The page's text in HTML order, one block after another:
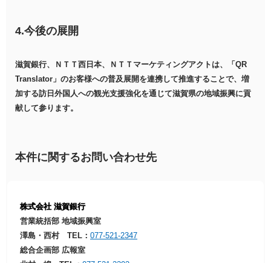
4.今後の展開
滋賀銀行、ＮＴＴ西日本、ＮＴＴマーケティングアクトは、「QR
Translator」のお客様への普及展開を連携して推進することで、増
加する訪日外国人への観光支援強化を通じて滋賀県の地域振興に貢
献して参ります。
本件に関するお問い合わせ先
株式会社 滋賀銀行
営業統括部 地域振興室
澤島・西村 TEL： 077-521-2347
総合企画部 広報室